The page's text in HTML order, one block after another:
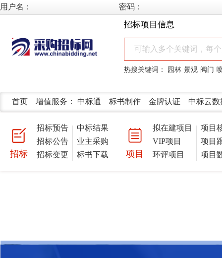
用户名： 密码：
招标项目信息
热搜关键词： 园林 景观 阀门
首页 增值服务： 中标通 标书制作 金牌认证 中标云数
招标
招标预告
招标公告
招标变更
中标结果
业主采购
标书下载
项目
拟在建项目
VIP项目
环评项目
项目
项目
项目